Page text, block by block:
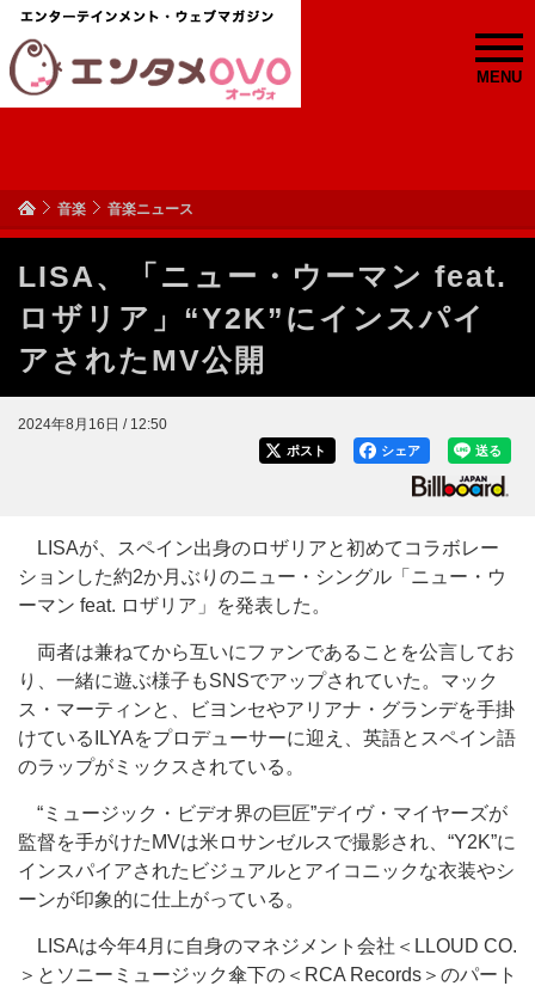
MENU
音楽 音楽ニュース
LISA、「ニュー・ウーマン feat.
ロザリア」“Y2K”にインスパイ
アされたMV公開
2024年8月16日 / 12:50
送る
シェア
ポスト
LISAが、スペイン出身のロザリアと初めてコラボレー
ションした約2か月ぶりのニュー・シングル「ニュー・ウ
ーマン feat. ロザリア」を発表した。
両者は兼ねてから互いにファンであることを公言してお
り、一緒に遊ぶ様子もSNSでアップされていた。マック
ス・マーティンと、ビヨンセやアリアナ・グランデを手掛
けているILYAをプロデューサーに迎え、英語とスペイン語
のラップがミックスされている。
“ミュージック・ビデオ界の巨匠”デイヴ・マイヤーズが
監督を手がけたMVは米ロサンゼルスで撮影され、“Y2K”に
インスパイアされたビジュアルとアイコニックな衣装やシ
ーンが印象的に仕上がっている。
LISAは今年4月に自身のマネジメント会社＜LLOUD CO.
＞とソニーミュージック傘下の＜RCA Records＞のパート